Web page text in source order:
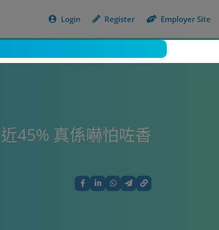
Login Register Employer Site
45% 真係嚇怕咗香